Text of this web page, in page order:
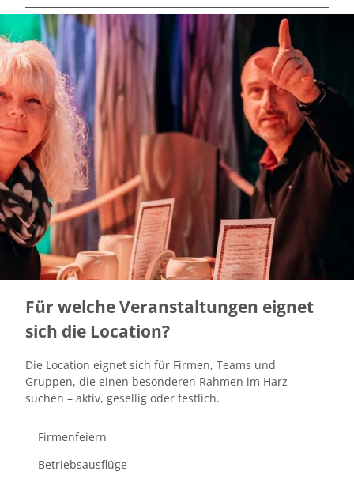
Für welche Veranstaltungen eignet
sich die Location?
Die Location eignet sich für Firmen, Teams und
Gruppen, die einen besonderen Rahmen im Harz
suchen – aktiv, gesellig oder festlich.
Firmenfeiern
Betriebsausflüge